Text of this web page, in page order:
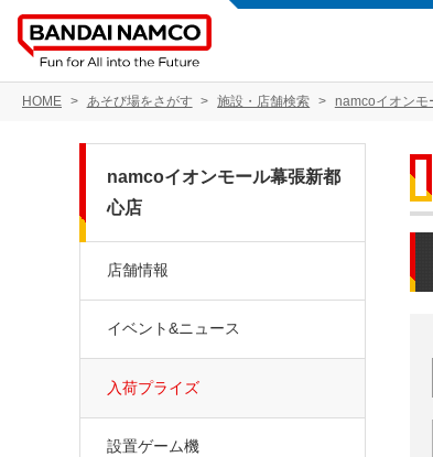
HOME あそび場をさがす 施設・店舗検索 namcoイオンモ
namcoイオンモール幕張新都
心店
店舗情報
イベント&ニュース
入荷プライズ
設置ゲーム機